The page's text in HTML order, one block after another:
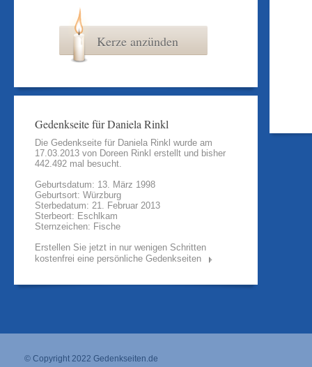
Kerze anzünden
Gedenkseite für Daniela Rinkl
Die Gedenkseite für Daniela Rinkl wurde am
17.03.2013 von Doreen Rinkl erstellt und bisher
442.492 mal besucht.
Geburtsdatum: 13. März 1998
Geburtsort: Würzburg
Sterbedatum: 21. Februar 2013
Sterbeort: Eschlkam
Sternzeichen: Fische
Erstellen Sie jetzt in nur wenigen Schritten
kostenfrei eine persönliche Gedenkseiten
© Copyright 2022 Gedenkseiten.de